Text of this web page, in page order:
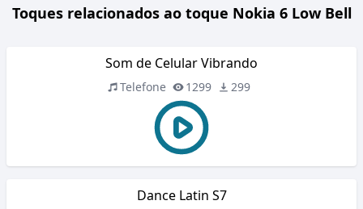
Toques relacionados ao toque Nokia 6 Low Bell
Som de Celular Vibrando
Telefone 1299 299
Dance Latin S7